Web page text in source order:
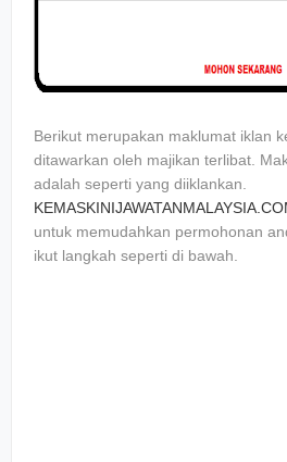
Berikut merupakan maklumat iklan
ditawarkan oleh majikan terlibat.
adalah seperti yang diiklankan.
untuk memudahkan permohonan
ikut langkah seperti di bawah.